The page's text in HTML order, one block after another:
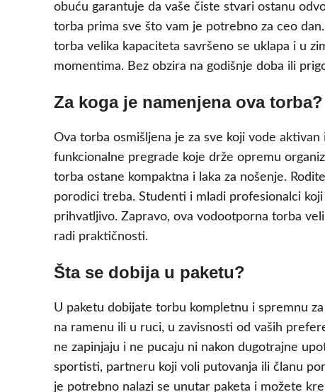
obuću garantuje da vaše čiste stvari ostanu
torba prima sve što vam je potrebno za ceo
torba velika kapaciteta savršeno se uklapa i u
momentima. Bez obzira na godišnje doba ili
Za koga je namenjena ova torba?
Ova torba osmišljena je za sve koji vode
funkcionalne pregrade koje drže opremu
torba ostane kompaktna i laka za nošenje.
porodici treba. Studenti i mladi profesionalci
prihvatljivo. Zapravo, ova vodootporna torba
radi praktičnosti.
Šta se dobija u paketu?
U paketu dobijate torbu kompletnu i spremnu
na ramenu ili u ruci, u zavisnosti od vaših
ne zapinjaju i ne pucaju ni nakon dugotrajne
sportisti, partneru koji voli putovanja ili članu
je potrebno nalazi se unutar paketa i možete